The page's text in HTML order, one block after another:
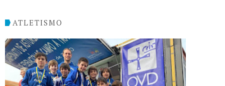
ATLETISMO